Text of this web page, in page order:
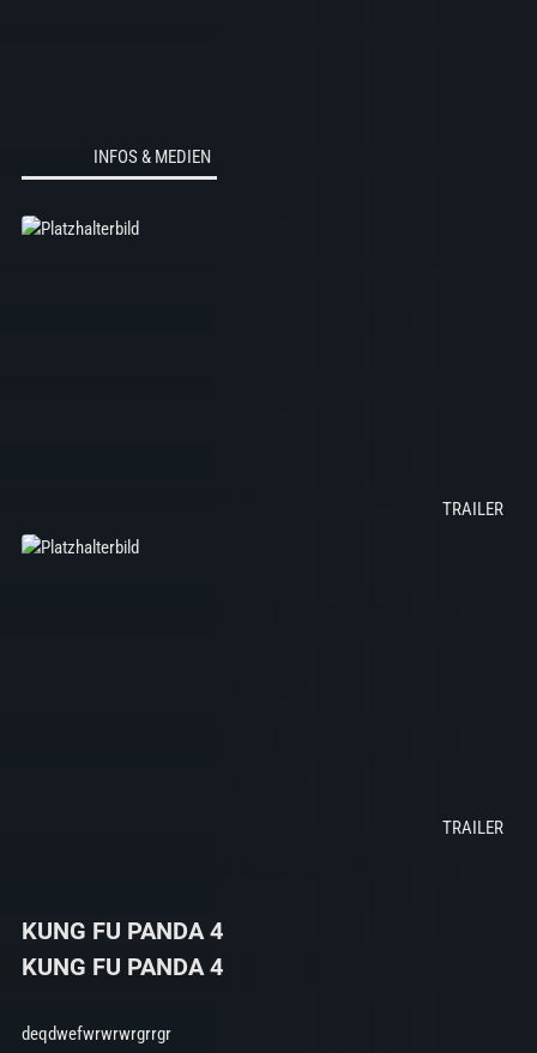
INFOS & MEDIEN
KUNG FU PANDA 4
KUNG FU PANDA 4
deqdwefwrwrwrgrrgr